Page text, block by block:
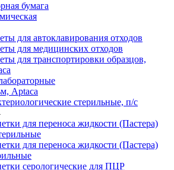
бумага
для автоклавирования отходов
для медицинских отходов
для транспортировки образцов,
Aptaca
стерильные, п/с
для переноса жидкости (Пастера)
для переноса жидкости (Пастера)
серологические для ПЦР